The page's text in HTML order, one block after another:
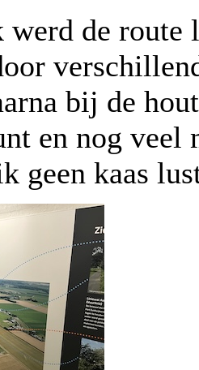
de route
bij de
en nog veel
geen kaas